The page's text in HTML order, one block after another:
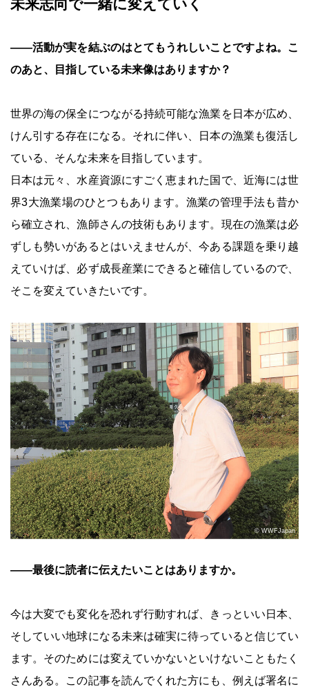
未来志向で一緒に変えていく
――活動が実を結ぶのはとてもうれしいことですよね。こ
のあと、目指している未来像はありますか？
世界の海の保全につながる持続可能な漁業を日本が広め、
けん引する存在になる。それに伴い、日本の漁業も復活し
ている、そんな未来を目指しています。
日本は元々、水産資源にすごく恵まれた国で、近海には世
界3大漁業場のひとつもあります。漁業の管理手法も昔か
ら確立され、漁師さんの技術もあります。現在の漁業は必
ずしも勢いがあるとはいえませんが、今ある課題を乗り越
えていけば、必ず成長産業にできると確信しているので、
そこを変えていきたいです。
© WWFJapan
――最後に読者に伝えたいことはありますか。
今は大変でも変化を恐れず行動すれば、きっといい日本、
そしていい地球になる未来は確実に待っていると信じてい
ます。そのためには変えていかないといけないこともたく
さんある。この記事を読んでくれた方にも、例えば署名に